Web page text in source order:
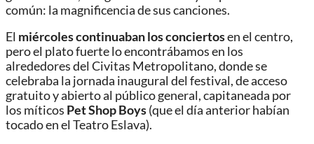
común: la magnificencia de sus canciones.
El miércoles continuaban los conciertosen el centro,
pero el plato fuerte lo encontrábamos en los
alrededores del Civitas Metropolitano, donde se
celebraba la jornada inaugural del festival, de acceso
gratuito y abierto al público general, capitaneada por
los míticos Pet Shop Boys(que el día anterior habían
tocado en el Teatro Eslava).